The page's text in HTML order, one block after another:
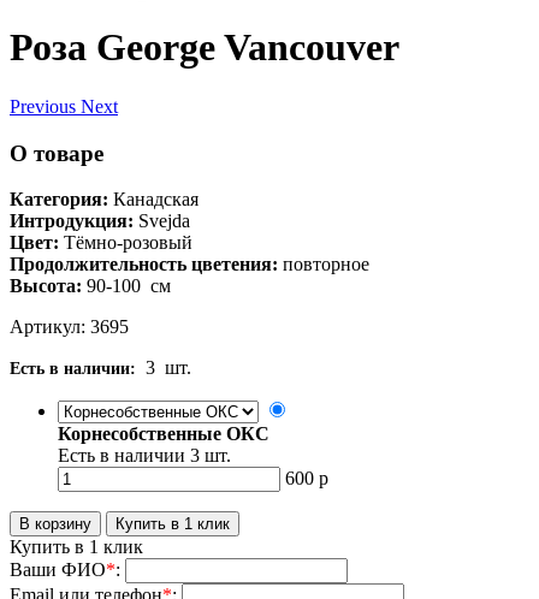
Роза George Vancouver
Previous Next
О товаре
Категория: Канадская
Интродукция: Svejda
Цвет: Тёмно-розовый
Продолжительность цветения: повторное
Высота: 90-100 см
Артикул: 3695
Есть в наличии: 3 шт.
Корнесобственные ОКС
Есть в наличии 3 шт.
600 р
Купить в 1 клик
Ваши ФИО*: